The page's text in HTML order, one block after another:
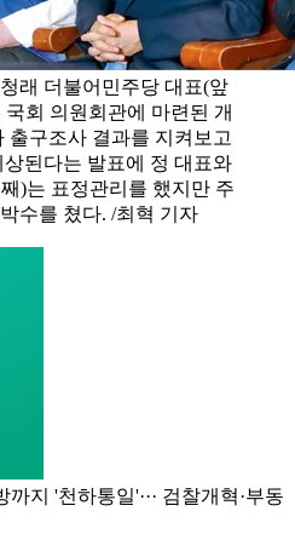
래 더불어민주당 대표(앞
회 의원회관에 마련된 개
출구조사 결과를 지켜보고
된다는 발표에 정 대표와
)는 표정관리를 했지만 주
수를 쳤다. /최혁 기자
지 '천하통일'··· 검찰개혁·부동